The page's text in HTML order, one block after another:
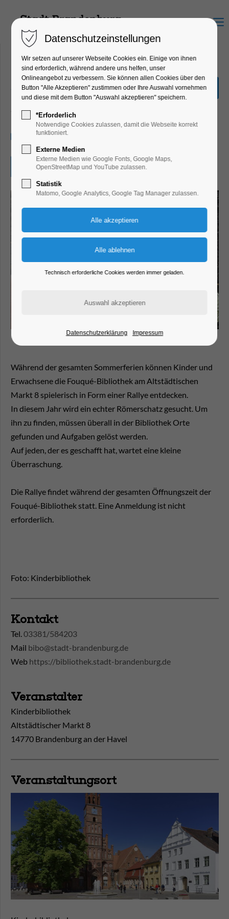
Menu
„Finde den Römerschatz“
Bildung, Vortrag, Ferienkalender, Kinder,
Jugend, Mitmach-Aktion
10.08.2026, 10:00–17:00
Eintritt frei
Während der gesamten Sommerferien können Kinder und
Erwachsene die Fouqué-Bibliothek am Altstädtischen
Markt 8 spielerisch in Form einer Rallye entdecken.
In diesem Jahr wird ein echter Römerschatz gesucht. Um
ihn zu finden, müssen überall in der Bibliothek Orte
gefunden und Aufgaben gelöst werden.
Auf jeden, der es geschafft hat, wartet eine kleine
Überraschung.
Die Rallye findet während der gesamten Öffnungszeit der
Fouqué-Bibliothek statt. Eine Anmeldung ist nicht
erforderlich.
Foto: Kinderbibliothek
Kontakt
Tel.03381/584203
Mail bibo@stadt-brandenburg.de
Web https://bibliothek.stadt-brandenburg.de
Veranstalter
Kinderbibliothek
Altstädtischer Markt 8
14770 Brandenburg an der Havel
Veranstaltungsort
Datenschutzeinstellungen
Wir setzen auf unserer Webseite Cookies ein. Einige von ihnen
sind erforderlich, während andere uns helfen, unser
Onlineangebot zu verbessern. Sie können allen Cookies über den
Button "Alle Akzeptieren" zustimmen oder Ihre Auswahl vornehmen
und diese mit dem Button "Auswahl akzeptieren" speichern.
*Erforderlich
Notwendige Cookies zulassen, damit die Webseite korrekt
funktioniert.
Externe Medien
Externe Medien wie Google Fonts, Google Maps,
OpenStreetMap und YouTube zulassen.
Statistik
Matomo, Google Analytics, Google Tag Manager zulassen.
Technisch erforderliche Cookies werden immer geladen.
Datenschutzerklärung Impressum